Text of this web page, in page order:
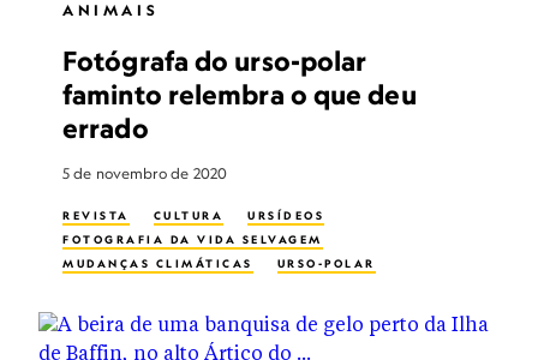
ANIMAIS
Fotógrafa do urso-polar
faminto relembra o que deu
errado
5 de novembro de 2020
REVISTA CULTURA
URSÍDEOS
FOTOGRAFIA DA VIDA SELVAGEM
MUDANÇAS CLIMÁTICAS
URSO-POLAR